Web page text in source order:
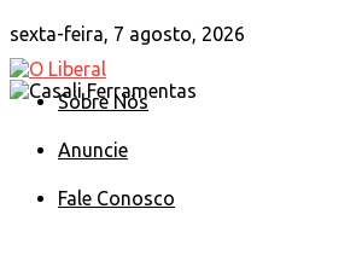
sexta-feira, 7 agosto, 2026
Sobre Nós
Anuncie
Fale Conosco